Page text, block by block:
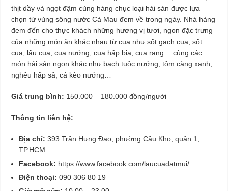
thịt dầy và ngọt đậm cùng hàng chục loại hải sản được lựa
chọn từ vùng sông nước Cà Mau đem về trong ngày. Nhà hàng
đem đến cho thực khách những hương vị tươi, ngon đặc trưng
của những món ăn khác nhau từ cua như sốt gạch cua, sốt
cua, lẩu cua, cua nướng, cua hấp bia, cua rang… cùng các
món hải sản ngon khác như bạch tuộc nướng, tôm càng xanh,
nghêu hấp sả, cá kèo nướng…
Giá trung bình: 150.000 – 180.000 đồng/người
Thông tin liên hệ:
Địa chỉ:393 Trần Hưng Đạo, phường Cầu Kho, quận 1,
TP.HCM
Facebook: https://www.facebook.com/laucuadatmui/
Điện thoại:090 306 80 19